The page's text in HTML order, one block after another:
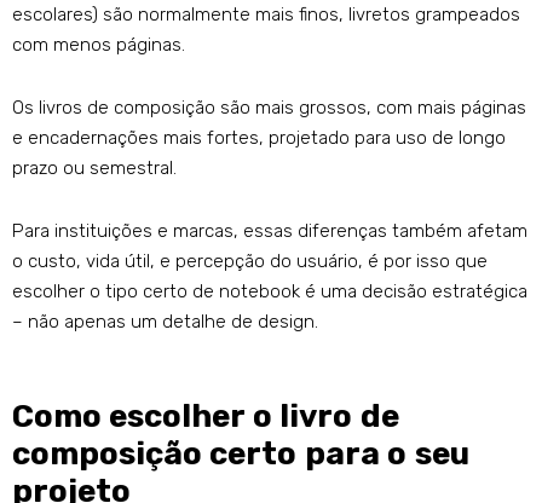
escolares) são normalmente mais finos, livretos grampeados
com menos páginas.
Os livros de composição são mais grossos, com mais páginas
e encadernações mais fortes, projetado para uso de longo
prazo ou semestral.
Para instituições e marcas, essas diferenças também afetam
o custo, vida útil, e percepção do usuário, é por isso que
escolher o tipo certo de notebook é uma decisão estratégica
– não apenas um detalhe de design.
Como escolher o livro de
composição certo para o seu
projeto